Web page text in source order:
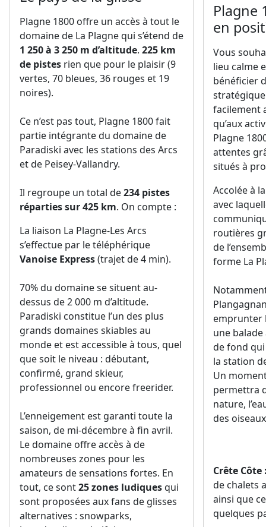
de pistesrien que pour le plaisir (9
vertes, 70 bleues, 36 rouges et 19
noires).
Ce n’est pas tout, Plagne 1800 fait
partie intégrante du domaine de
et de Peisey-Vallandry.
Il regroupe un total de234 pistes
réparties sur 425 km. On compte :
La liaison La Plagne-Les Arcs
s’effectue par le téléphérique
70% du domaine se situent au-
dessus de 2 000 m d’altitude.
grands domaines skiables au
monde et est accessible à tous, quel
que soit le niveau : débutant,
confirmé, grand skieur,
professionnel ou encore freerider.
L’enneigement est garanti toute la
saison, de mi-décembre à fin avril.
nombreuses zones pour les
amateurs de sensations fortes. En
tout, ce sont25 zones ludiques
sont proposées aux fans de glisses
alternatives : snowparks,
boardergliss et halfpipe pour
skieurs, snowboarders.
Vous
lieu calme
facilement
qu’aux
Plagne
attentes
situés à
Accolée à
avec
routières
de
forme La
une
de fond
la station
Un
permettra
nature,
des
quelques
vue